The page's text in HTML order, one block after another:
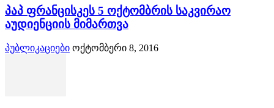
პაპ ფრანცისკეს 5 ოქტომბრის საკვირაო
აუდიენციის მიმართვა
პუბლიკაციები ოქტომბერი 8, 2016